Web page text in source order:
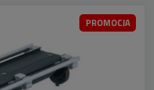
PROMOCJA